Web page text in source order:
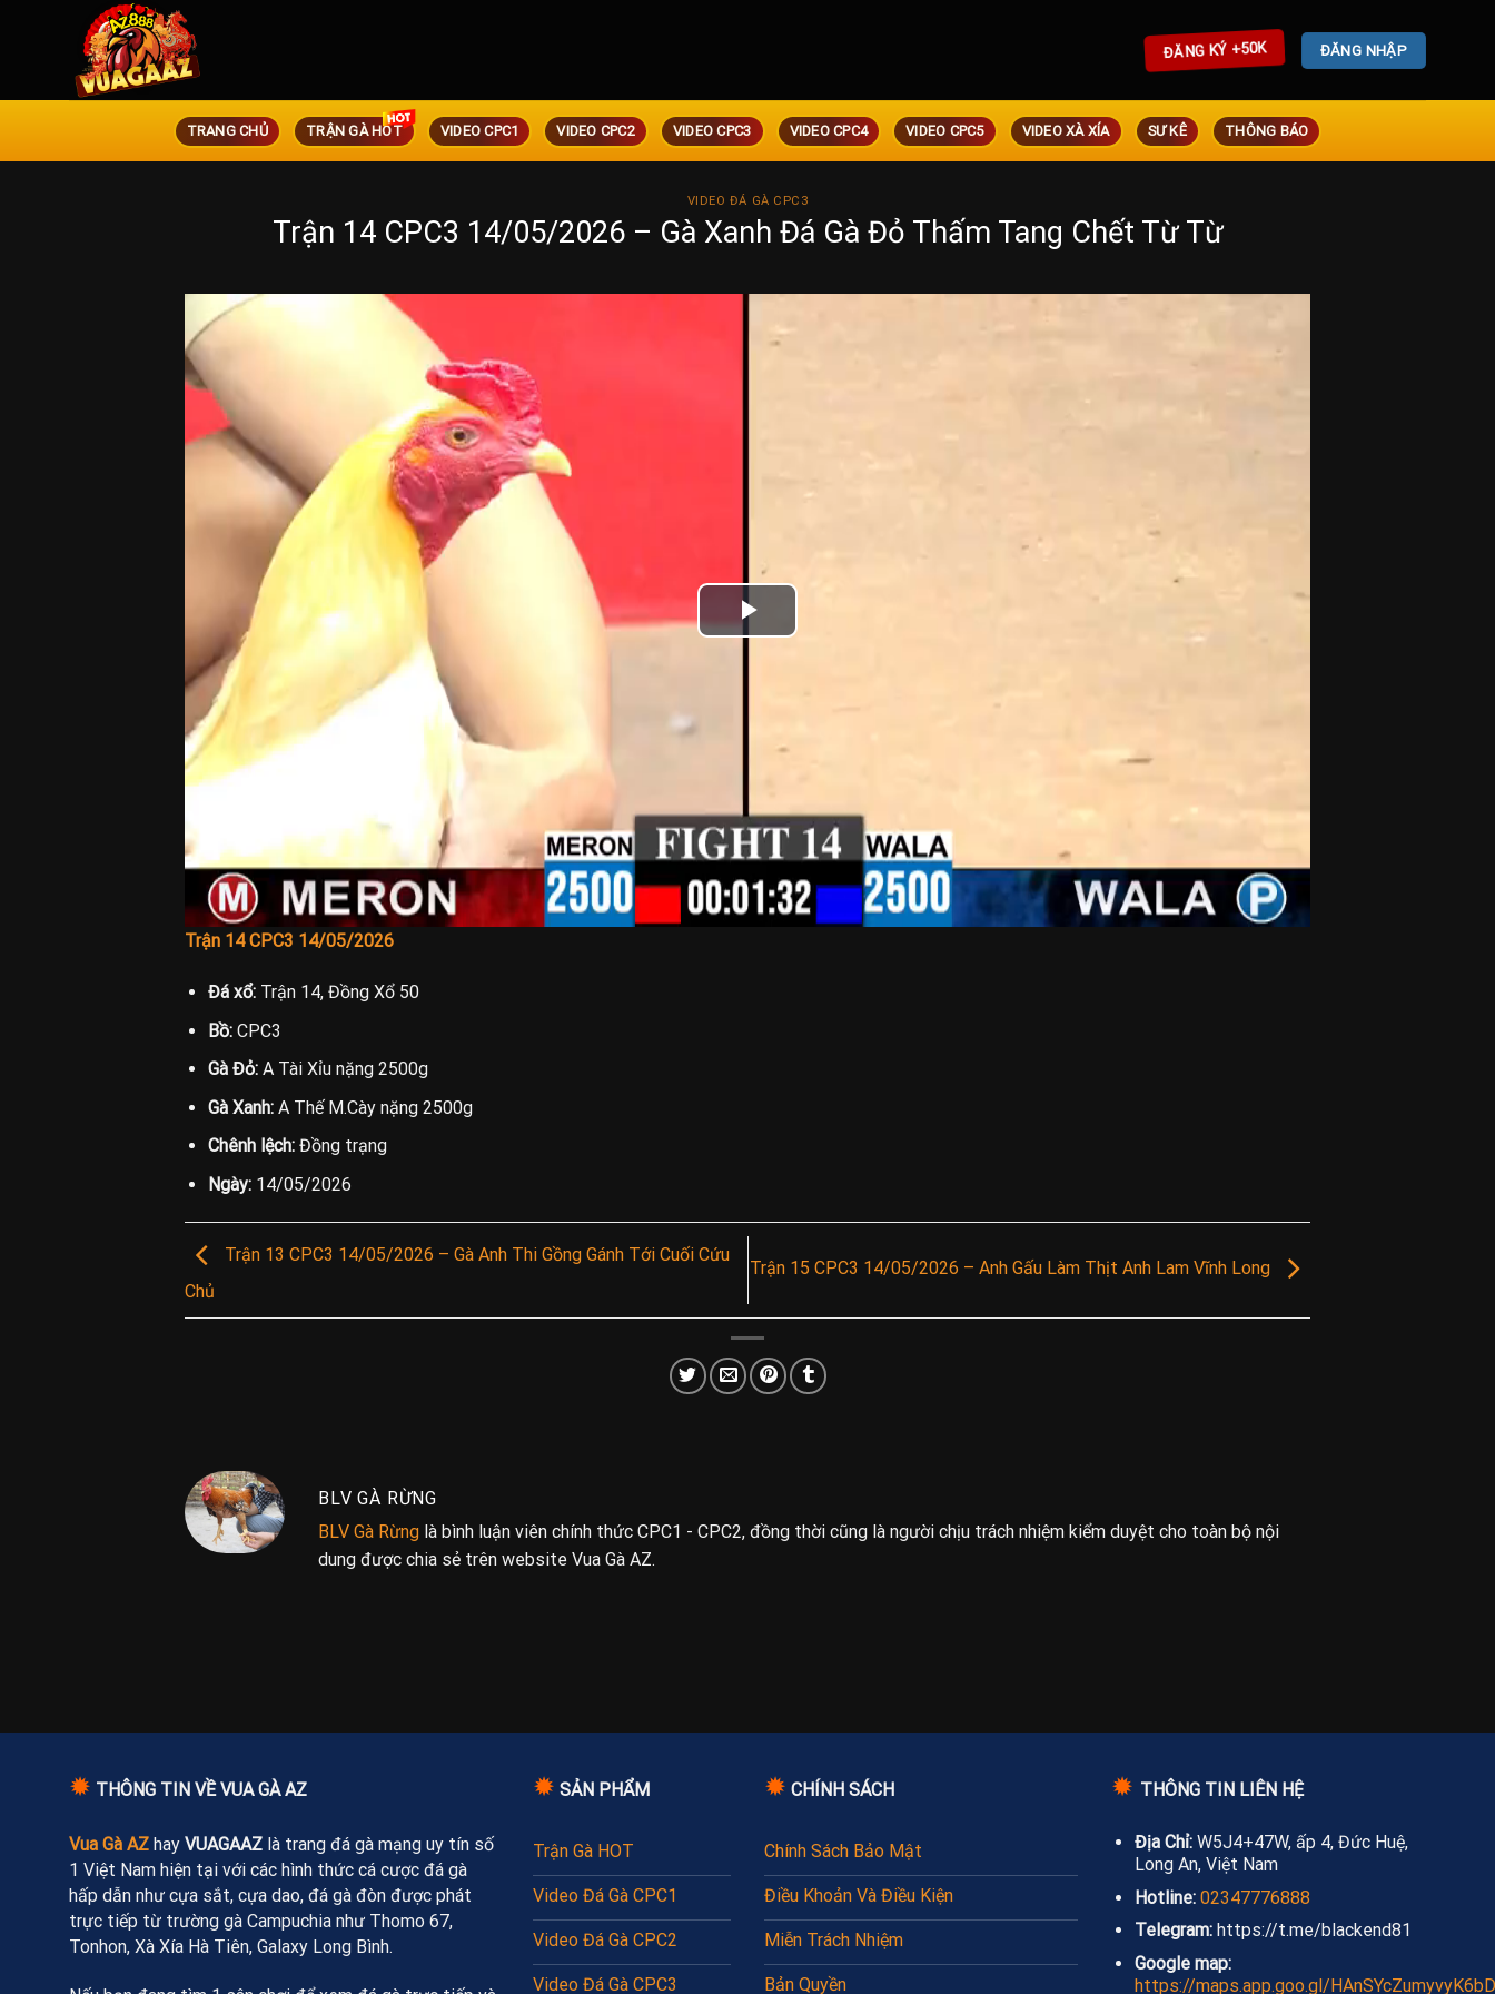
ĐĂNG KÝ +50K ĐĂNG NHẬP
TRANG CHỦ TRẬN GÀ HOT VIDEO CPC1 VIDEO CPC2 VIDEO CPC3 VIDEO CPC4 VIDEO CPC5 VIDEO XÀ XÍA SƯ KÊ THÔNG BÁO
VIDEO ĐÁ GÀ CPC3
Trận 14 CPC3 14/05/2026 – Gà Xanh Đá Gà Đỏ Thấm Tang Chết Từ Từ
Trận 14 CPC3 14/05/2026
Đá xổ:Trận 14, Đồng Xổ 50
Bồ:CPC3
Gà Đỏ:A Tài Xỉu nặng 2500g
Gà Xanh:A Thế M.Cày nặng 2500g
Chênh lệch:Đồng trạng
Ngày:14/05/2026
Trận 13 CPC3 14/05/2026 – Gà Anh Thi Gồng Gánh Tới Cuối Cứu
Chủ
Trận 15 CPC3 14/05/2026 – Anh Gấu Làm Thịt Anh Lam Vĩnh Long
BLV GÀ RỪNG
BLV Gà Rừng là bình luận viên chính thức CPC1 - CPC2, đồng thời cũng là người chịu trách nhiệm kiểm duyệt cho toàn bộ nội
dung được chia sẻ trên website Vua Gà AZ.
✹ THÔNG TIN VỀ VUA GÀ AZ
Vua Gà AZ hay VUAGAAZ là trang đá gà mạng uy tín số
1 Việt Nam hiện tại với các hình thức cá cược đá gà
hấp dẫn như cựa sắt, cựa dao, đá gà đòn được phát
trực tiếp từ trường gà Campuchia như Thomo 67,
Tonhon, Xà Xía Hà Tiên, Galaxy Long Bình.
✹ SẢN PHẨM
Trận Gà HOT
Video Đá Gà CPC1
Video Đá Gà CPC2
Video Đá Gà CPC3
✹ CHÍNH SÁCH
Chính Sách Bảo Mật
Điều Khoản Và Điều Kiện
Miễn Trách Nhiệm
Bản Quyền
✹ THÔNG TIN LIÊN HỆ
Địa Chỉ: W5J4+47W, ấp 4, Đức Huệ,
Long An, Việt Nam
Hotline: 02347776888
Telegram: https://t.me/blackend81
Google map:
https://maps.app.goo.gl/